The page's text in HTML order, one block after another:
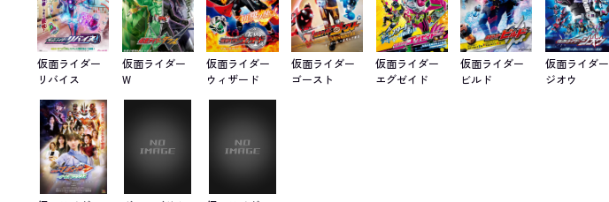
仮面ライダー
リバイス
仮面ライダー
W
仮面ライダー
ウィザード
仮面ライダー
ゴースト
仮面ライダー
エグゼイド
仮面ライダー
ビルド
仮面ライダー
ジオウ